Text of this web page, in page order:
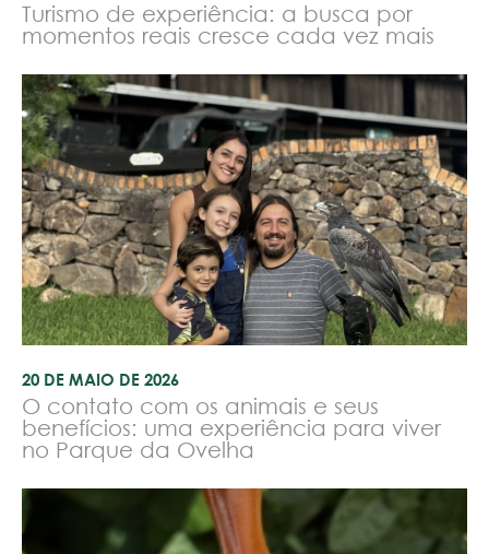
Turismo de experiência: a busca por
momentos reais cresce cada vez mais
20 DE MAIO DE 2026
O contato com os animais e seus
benefícios: uma experiência para viver
no Parque da Ovelha